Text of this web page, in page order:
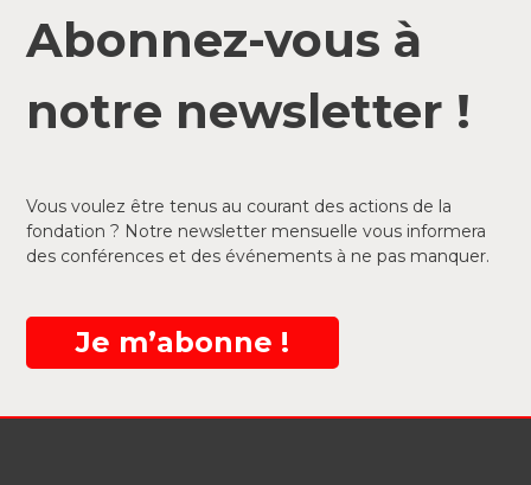
Abonnez-vous à
notre newsletter !
Vous voulez être tenus au courant des actions de la
fondation ? Notre newsletter mensuelle vous informera
des conférences et des événements à ne pas manquer.
Je m’abonne !